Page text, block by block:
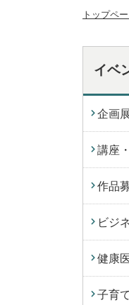
トップペ
イベ
企画
講座
作品
ビジ
健康
子育